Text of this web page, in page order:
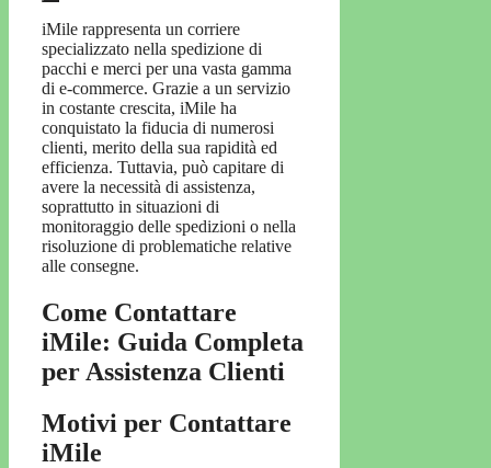
iMile rappresenta un corriere
specializzato nella spedizione di
pacchi e merci per una vasta gamma
di e-commerce. Grazie a un servizio
in costante crescita, iMile ha
conquistato la fiducia di numerosi
clienti, merito della sua rapidità ed
efficienza. Tuttavia, può capitare di
avere la necessità di assistenza,
soprattutto in situazioni di
monitoraggio delle spedizioni o nella
risoluzione di problematiche relative
alle consegne.
Come Contattare
iMile: Guida Completa
per Assistenza Clienti
Motivi per Contattare
iMile